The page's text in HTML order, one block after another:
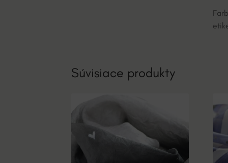
Súvisiace produkty